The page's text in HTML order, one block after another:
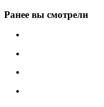
Ранее вы смотрели